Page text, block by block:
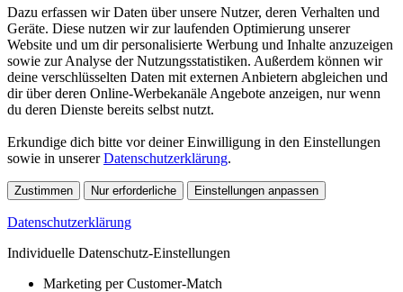
Dazu erfassen wir Daten über unsere Nutzer, deren Verhalten und
Geräte. Diese nutzen wir zur laufenden Optimierung unserer
Website und um dir personalisierte Werbung und Inhalte anzuzeigen
sowie zur Analyse der Nutzungsstatistiken. Außerdem können wir
deine verschlüsselten Daten mit externen Anbietern abgleichen und
dir über deren Online-Werbekanäle Angebote anzeigen, nur wenn
du deren Dienste bereits selbst nutzt.
Erkundige dich bitte vor deiner Einwilligung in den Einstellungen
sowie in unsererDatenschutzerklärung.
Zustimmen Nur erforderliche Einstellungen anpassen
Datenschutzerklärung
Individuelle Datenschutz-Einstellungen
Marketing per Customer-Match